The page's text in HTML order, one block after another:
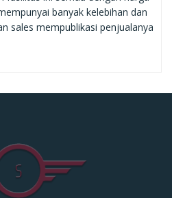
banyak kelebihan dan
sales mempublikasi penjualanya